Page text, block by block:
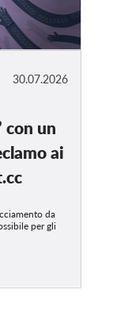
30.07.2026
con un
ai
da
per gli